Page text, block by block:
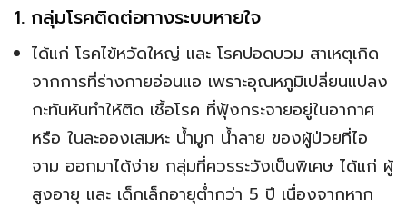
1. กลุ่มโรคติดต่อทางระบบหายใจ
ได้แก่ โรคไข้หวัดใหญ่ และ โรคปอดบวม สาเหตุเกิด
จากการที่ร่างกายอ่อนแอ เพราะอุณหภูมิเปลี่ยนแปลง
กะทันหันทำให้ติด เชื้อโรค ที่ฟุ้งกระจายอยู่ในอากาศ
หรือ ในละอองเสมหะ น้ำมูก น้ำลาย ของผู้ป่วยที่ไอ
จาม ออกมาได้ง่าย กลุ่มที่ควรระวังเป็นพิเศษ ได้แก่ ผู้
สูงอายุ และ เด็กเล็กอายุต่ำกว่า 5 ปี เนื่องจากหาก